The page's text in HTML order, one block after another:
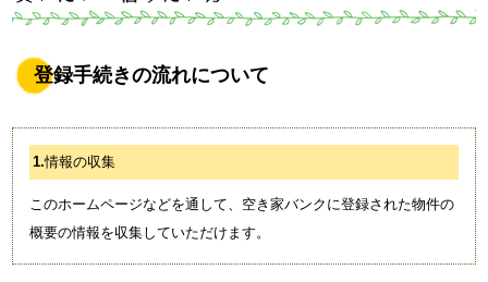
登録手続きの流れについて
1.情報の収集
このホームページなどを通して、空き家バンクに登録された物件の
概要の情報を収集していただけます。